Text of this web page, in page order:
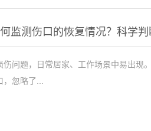
监测伤口的恢复情况？科学
伤问题，日常居家、工作场景中易出
忽略了...